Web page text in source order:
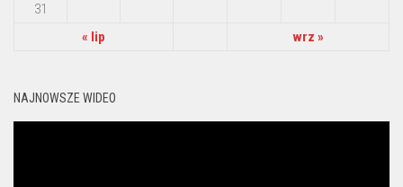
31
« lip
wrz »
NAJNOWSZE WIDEO